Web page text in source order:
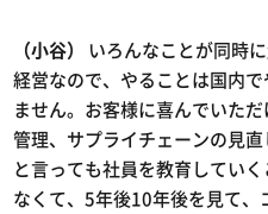
（小谷）
いろんなことが同時
経営なので、やることは国内
ません。お客様に喜んでいた
管理、サプライチェーンの見
と言っても社員を教育してい
なくて、5年後10年後を見て、